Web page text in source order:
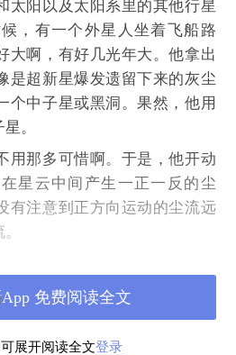
太阳以及太阳系里的其他行星
，有一个外星人坐着飞船路
大啊，有好几光年大。他拿出
是超新星爆发遗留下来的灰尘
个中子星或黑洞。果然，他用
。
用那多可惜啊。于是，他开动
星云中间产生一正一反的尘
有注意到正方向运动的尘流远
展开阅读全文登录
免费阅读全文